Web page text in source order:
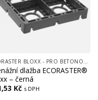
ECORASTER BLOXX - PRO BETONOVOU VÝPLŇ, FREKVENTOVANÉ PLOCHY, CESTY, LOGISTICKÁ CENTRA
dlažba ECORASTER®
– černá
Kč s DPH